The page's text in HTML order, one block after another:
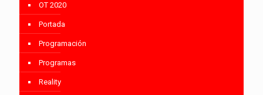
OT 2020
Portada
Programación
Programas
Reality